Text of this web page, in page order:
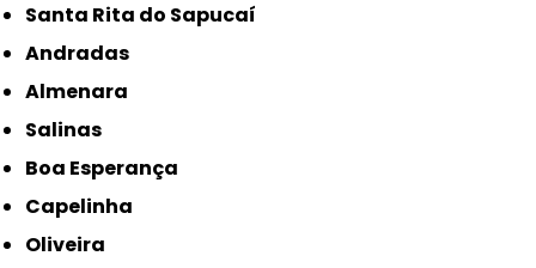
Santa Rita do Sapucaí
Andradas
Almenara
Salinas
Boa Esperança
Capelinha
Oliveira